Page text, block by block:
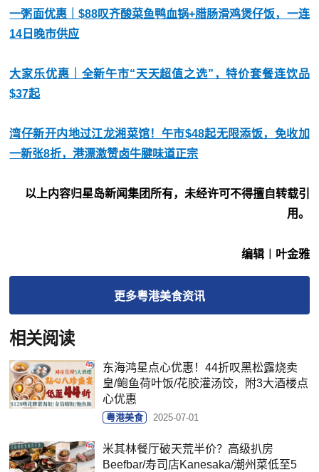
一粥面优惠｜$88叹齐酸菜鱼鸭血锅+腊肠滑鸡煲仔饭，一连
14日晚市供应
大家乐优惠｜全新午市“天天超值之选”，特价套餐连饮品
$37起
湾仔新开内地过江龙湘菜馆！午市$48起无限添饭，免收加
一新张8折，港漂激赞卤牛腱味道正宗
以上内容归星岛新闻集团所有，未经许可不得擅自转载引
用。
编辑︱叶金雅
更多粤港美食资讯
相关阅读
东海鸿星点心优惠！44折叹黑松露烧卖
皇/鲍鱼荷叶饭/花胶灌汤饺，附3大酒楼点
心优惠
粤港美食 2025-07-01
米其林餐厅破天荒半价？高级扒房
Beefbar/寿司店Kanesaka/潮州菜低至5